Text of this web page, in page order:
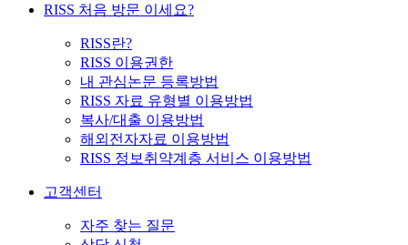
RISS 처음 방문 이세요?
RISS란?
RISS 이용권한
내 관심논문 등록방법
RISS 자료 유형별 이용방법
복사/대출 이용방법
해외전자자료 이용방법
RISS 정보취약계층 서비스 이용방법
고객센터
자주 찾는 질문